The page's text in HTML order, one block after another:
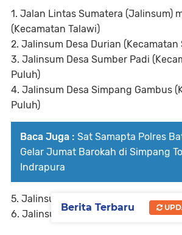
1. Jalan Lintas Sumatera (Jalinsum)
(Kecamatan Talawi)
2. Jalinsum Desa Durian (Kecamatan
3. Jalinsum Desa Sumber Padi
Puluh)
4. Jalinsum Desa Simpang Gambus
Puluh)
Baca Juga : Sat Samapta Polres
Gelar Jumat Barokah di Simpang
Indrapura
5. Jalinsum Desa Tanah Tinggi
6. Jalinsum Desa Cinta Dame
Berita Terbaru